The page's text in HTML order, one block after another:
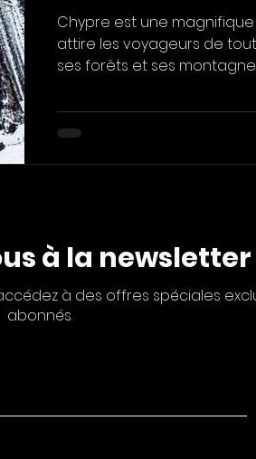
Chypre est une
attire les voyageurs de
ses forêts et ses
à la newsletter
à des offres spéciales
abonnés.